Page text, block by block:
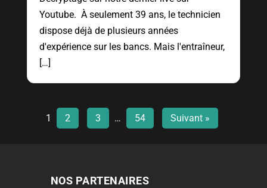
Youtube. À seulement 39 ans, le technicien
dispose déjà de plusieurs années
d'expérience sur les bancs. Mais l'entraîneur,
[…]
1 2 3 … 54 Suivant »
NOS PARTENAIRES